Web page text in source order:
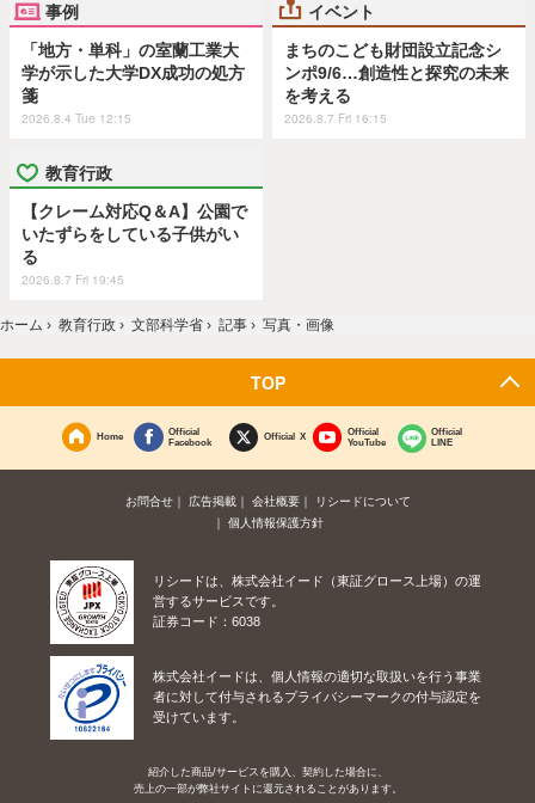
事例
「地方・単科」の室蘭工業大
学が示した大学DX成功の処方
箋
2026.8.4 Tue 12:15
イベント
まちのこども財団設立記念シ
ンポ9/6…創造性と探究の未来
を考える
2026.8.7 Fri 16:15
教育行政
【クレーム対応Q＆A】公園で
いたずらをしている子供がい
る
2026.8.7 Fri 19:45
ホーム › 教育行政 › 文部科学省 › 記事 › 写真・画像
TOP
Home
Official
Facebook
Official X
Official
YouTube
Official
LINE
お問合せ 広告掲載 会社概要
リシードについて
個人情報保護方針
リシードは、株式会社イード（東証グロース上場）の運
営するサービスです。
証券コード：6038
株式会社イードは、個人情報の適切な取扱いを行う事業
者に対して付与されるプライバシーマークの付与認定を
受けています。
紹介した商品/サービスを購入、契約した場合に、
売上の一部が弊社サイトに還元されることがあります。